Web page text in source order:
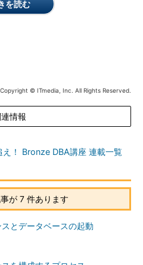
libを含めるようにし
ンストールする場合は、
ストールを行います。
トウェアを複数インストールす
を読む
Copyright © ITmedia, Inc. All Rights Reserved.
情報
！ Bronze DBA講座 連載一覧
が 7 件あります
とデータベースの起動